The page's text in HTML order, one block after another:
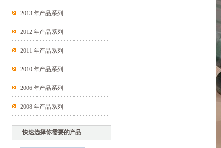
2013 年产品系列
2012 年产品系列
2011 年产品系列
2010 年产品系列
2006 年产品系列
2008 年产品系列
快速选择你需要的产品